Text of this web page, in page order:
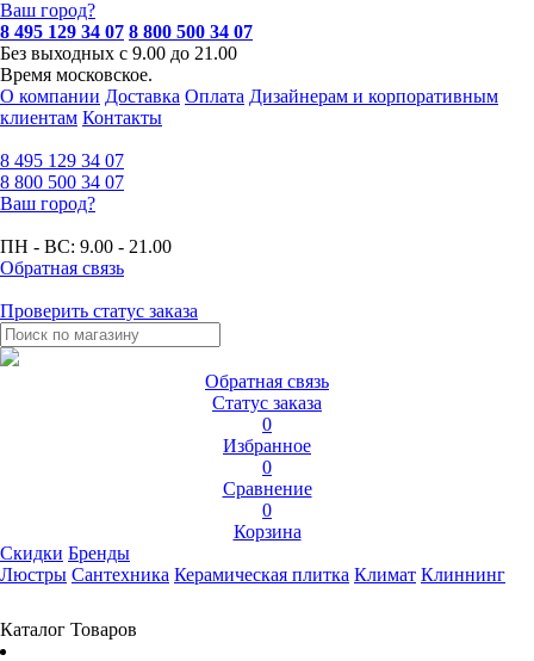
Ваш город?
8 495 129 34 07 8 800 500 34 07
Без выходных с 9.00 до 21.00
Время московское.
О компании Доставка Оплата Дизайнерам и корпоративным
клиентам Контакты
8 495 129 34 07
8 800 500 34 07
Ваш город?
ПН - ВС: 9.00 - 21.00
Обратная связь
Проверить статус заказа
Обратная связь
Статус заказа
0
Избранное
0
Сравнение
0
Корзина
Скидки Бренды
Люстры Сантехника Керамическая плитка Климат Клиннинг
Каталог Товаров